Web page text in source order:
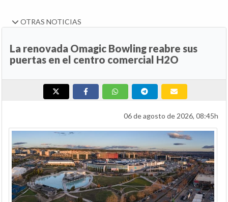
OTRAS NOTICIAS
La renovada Omagic Bowling reabre sus
puertas en el centro comercial H2O
06 de agosto de 2026, 08:45h